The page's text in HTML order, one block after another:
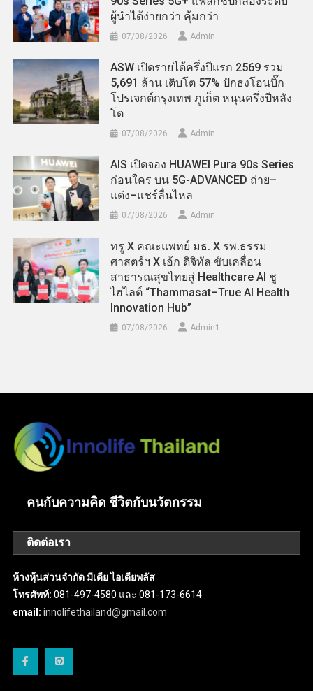
ผู้นำได้ง่ายกว่า คุ้มกว่า
07/08/2026 Admin
ASW เปิดรายได้ครึ่งปีแรก 2569 รวม
5,691 ล้าน เติบโต 57% ปักธงโอนบิ๊ก
โปรเจกต์กรุงเทพ ภูเก็ต หนุนครึ่งปีหลัง
โต
07/08/2026 Admin
AIS เปิดจอง HUAWEI Pura 90s Series
ก่อนใคร บน 5G-ADVANCED ถ่าย–
แต่ง–แชร์ลื่นไหล
07/08/2026 Admin
ทรู X คณะแพทย์ มธ. X รพ.ธรรม
ศาสตร์ฯ X เอ้ก ดิจิทัล ขับเคลื่อน
สาธารณสุขไทยสู่ Healthcare AI ชู
ไฮไลต์ “Thammasat–True AI Health
Innovation Hub”
07/08/2026 Admin​1
คนกับความคิด ชีวิตกับนวัตกรรม
ติดต่อเรา
ห้างหุ้นส่วนจำกัด มีเดีย ไอเดียพลัส
โทรศัพท์: 081-497-4580 และ 081-173-6614
email: innolifethailand@gmail.com